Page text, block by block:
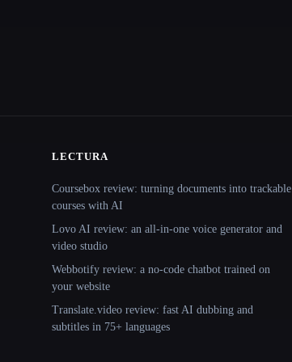
LECTURA
Coursebox review: turning documents into trackable
courses with AI
Lovo AI review: an all-in-one voice generator and
video studio
Webbotify review: a no-code chatbot trained on
your website
Translate.video review: fast AI dubbing and
subtitles in 75+ languages